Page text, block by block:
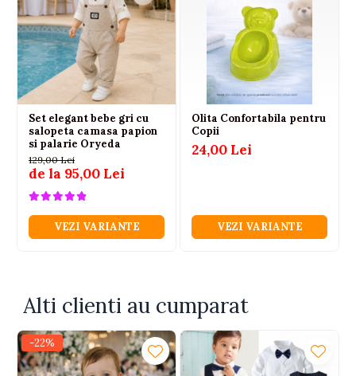
aparitii memorabile.
Set elegant bebe gri cu
salopeta camasa papion
si palarie Oryeda
129,00 Lei
de la 95,00 Lei
VEZI VARIANTE
Olita Confortabila pentru
Copii
24,00 Lei
VEZI VARIANTE
Alti clienti au cumparat
-22%